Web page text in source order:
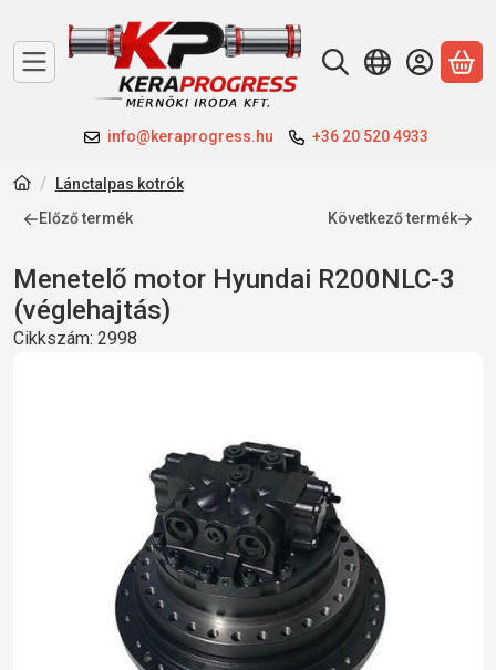
info@keraprogress.hu +36 20 520 4933
A
Lánctalpas kotrók
Előző termék
Következő termék
Menetelő motor Hyundai R200NLC-3
(véglehajtás)
Cikkszám: 2998